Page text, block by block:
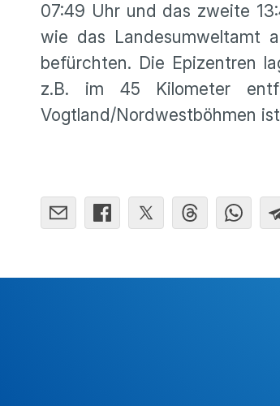
07:49 Uhr und das zweite
wie das Landesumweltamt
befürchten. Die Epizentren
z.B. im 45 Kilometer
Vogtland/Nordwestböhmen